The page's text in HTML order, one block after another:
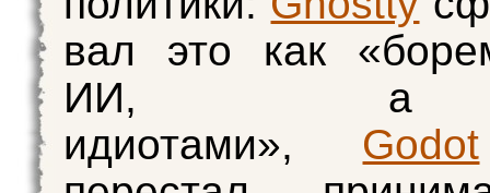
вал это как
ИИ,
идиотами», Godot